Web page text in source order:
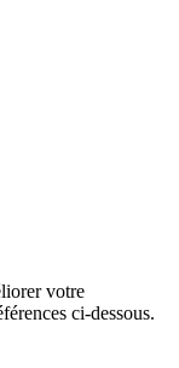
votre
ci-dessous.